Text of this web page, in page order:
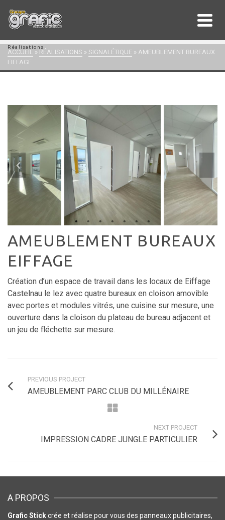
Réalisations
ACCUEIL » RÉALISATIONS » SIGNALÉTIQUE » AMEUBLEMENT BUREAUX
EIFFAGE
AMEUBLEMENT BUREAUX
EIFFAGE
Création d’un espace de travail dans les locaux de Eiffage
Castelnau le lez avec quatre bureaux en cloison amovible
avec portes et modules vitrés, une cuisine sur mesure, une
ouverture dans la cloison du plateau de bureau adjacent et
un jeu de fléchette sur mesure.
PREVIOUS PROJECT
AMEUBLEMENT PARC CLUB DU MILLÉNAIRE
NEXT PROJECT
IMPRESSION CADRE JUNGLE PARTICULIER
A PROPOS
Grafic Stickcrée et réalise pour vous des panneaux publicitaires,